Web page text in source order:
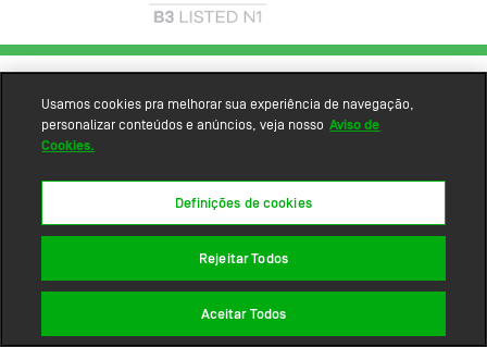
Usamos cookies pra melhorar sua experiência de navegação,
personalizar conteúdos e anúncios, veja nosso Aviso de
Cookies.
Definições de cookies
Rejeitar Todos
Aceitar Todos